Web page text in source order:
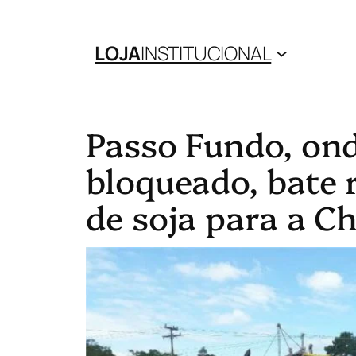
LOJAINSTITUCIONAL
Passo Fundo,
bloqueado, bate
de soja para a